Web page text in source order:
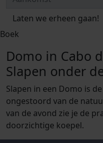
Laten we erheen gaan!
Boek
Domo in Cabo
Slapen onder
Slapen in een Domo is
ongestoord van de
van de avond zie je de
doorzichtige koepel.